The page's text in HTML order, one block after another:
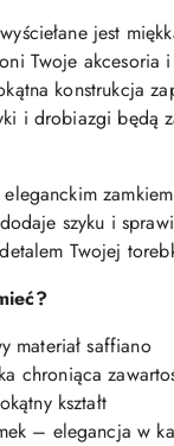
jest
Twoje akcesoria
konstrukcja
i drobiazgi będą
szyku i
Twojej
materiał saffiano
chroniąca
kształt
– elegancja w